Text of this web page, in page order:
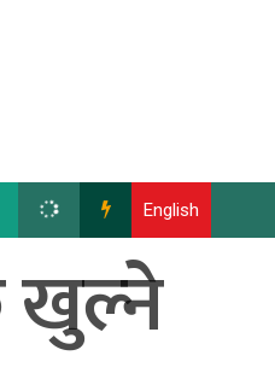
English
खुल्ने